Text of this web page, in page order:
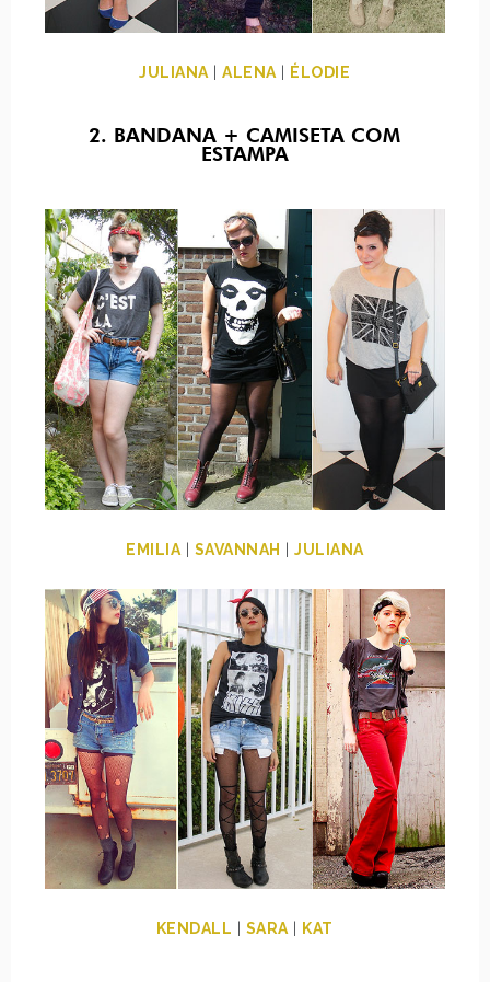
JULIANA |ALENA ÉLODIE
2. BANDANA + CAMISETA COM
ESTAMPA
EMILIA SAVANNAH |JULIANA
KENDALL SARA| KAT